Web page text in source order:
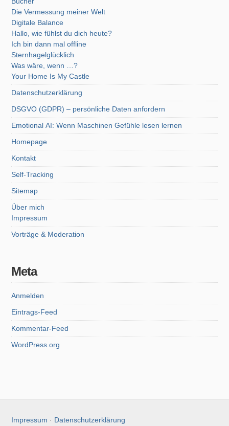
Die Vermessung meiner Welt
Digitale Balance
Hallo, wie fühlst du dich heute?
Ich bin dann mal offline
Sternhagelglücklich
Was wäre, wenn …?
Your Home Is My Castle
Datenschutzerklärung
DSGVO (GDPR) – persönliche Daten anfordern
Emotional AI: Wenn Maschinen Gefühle lesen lernen
Homepage
Kontakt
Self-Tracking
Sitemap
Über mich
Impressum
Vorträge & Moderation
Meta
Anmelden
Eintrags-Feed
Kommentar-Feed
WordPress.org
Impressum · Datenschutzerklärung